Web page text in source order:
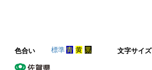
色合い 標準青 黄 黒 文字サイズ